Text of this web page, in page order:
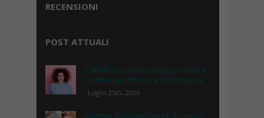
RECENSIONI
POST ATTUALI
Capelli ricci secchi: cause, rimedi e
routine per ritrovare morbidezza
Luglio 25th, 2026
Mattoni forati per pareti divisorie: